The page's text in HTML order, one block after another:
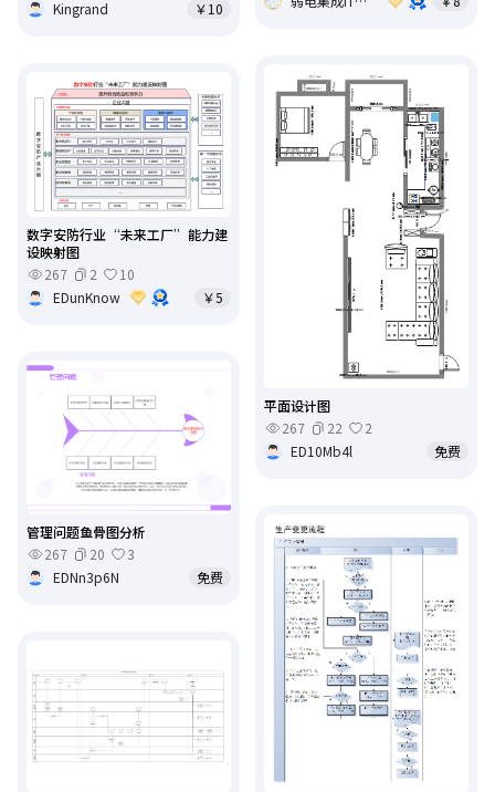
Kingrand ￥10
平面设计图
267
22
2
ED10Mb4l
免费
数字安防行业“未来工厂”能力建
设映射图
267
2
10
EDunKnow
￥5
管理问题鱼骨图分析
267
20
3
EDNn3p6N
免费